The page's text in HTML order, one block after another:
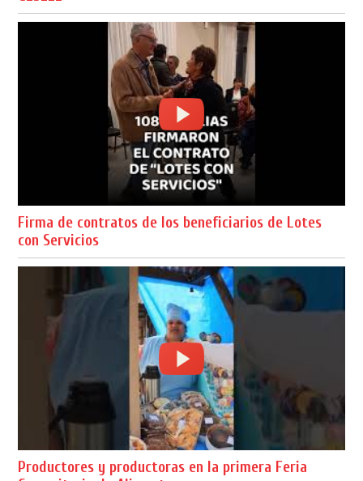
Firma de contratos de los beneficiarios de Lotes
con Servicios
Productores y productoras en la primera Feria